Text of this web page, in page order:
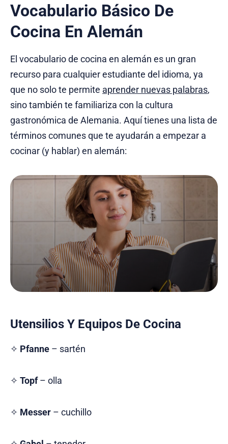
Vocabulario Básico De
Cocina En Alemán
El vocabulario de cocina en alemán es un gran
recurso para cualquier estudiante del idioma, ya
que no solo te permite aprender nuevas palabras,
sino también te familiariza con la cultura
gastronómica de Alemania. Aquí tienes una lista de
términos comunes que te ayudarán a empezar a
cocinar (y hablar) en alemán:
Utensilios Y Equipos De Cocina
✧ Pfanne – sartén
✧ Topf– olla
✧ Messer – cuchillo